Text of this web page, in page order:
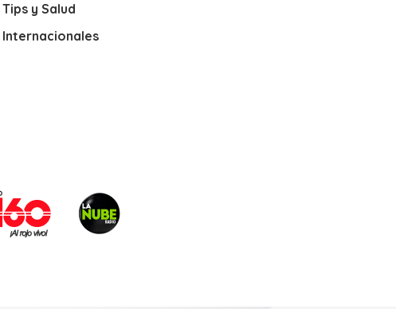
Tips y Salud
Internacionales